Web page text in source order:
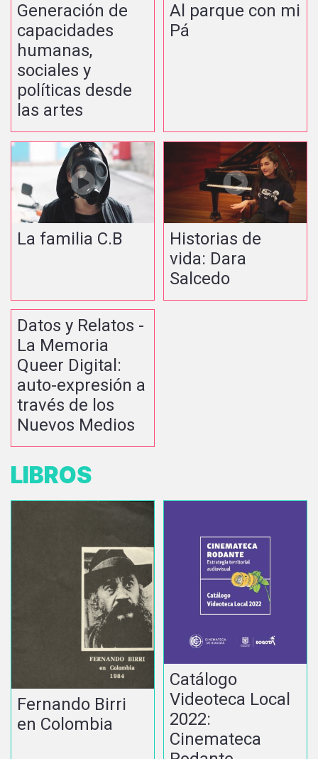
Generación de
capacidades
humanas,
sociales y
políticas desde
las artes
Al parque con mi
Pá
La familia C.B
Historias de
vida: Dara
Salcedo
Datos y Relatos -
La Memoria
Queer Digital:
auto-expresión a
través de los
Nuevos Medios
LIBROS
Fernando Birri
en Colombia
Catálogo
Videoteca Local
2022:
Cinemateca